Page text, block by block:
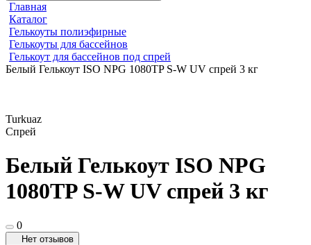
Главная
Каталог
Гелькоуты полиэфирные
Гелькоуты для бассейнов
Гелькоут для бассейнов под спрей
Белый Гелькоут ISO NPG 1080TP S-W UV спрей 3 кг
Turkuaz
Спрей
Белый Гелькоут ISO NPG
1080TP S-W UV спрей 3 кг
0
Нет отзывов